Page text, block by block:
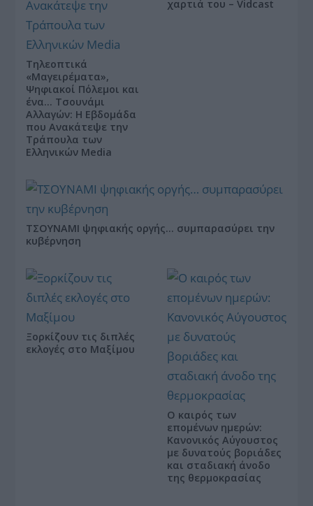
Τηλεοπτικά
«Μαγειρέματα»,
Ψηφιακοί Πόλεμοι και
ένα… Τσουνάμι
Αλλαγών: Η Εβδομάδα
που Ανακάτεψε την
Τράπουλα των
Ελληνικών Media
χαρτιά του – Vidcast
ΤΣΟΥΝΑΜΙ ψηφιακής οργής… συμπαρασύρει την
κυβέρνηση
Ξορκίζουν τις διπλές
εκλογές στο Μαξίμου
Ο καιρός των
επομένων ημερών:
Κανονικός Αύγουστος
με δυνατούς βοριάδες
και σταδιακή άνοδο
της θερμοκρασίας